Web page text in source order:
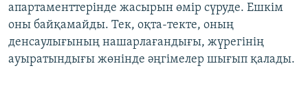
апартаменттерінде жасырын өмір сүруде. Ешкім
оны байқамайды. Тек, оқта-текте, оның
денсаулығының нашарлағандығы, жүрегінің
ауыратындығы жөнінде әңгімелер шығып қалады.